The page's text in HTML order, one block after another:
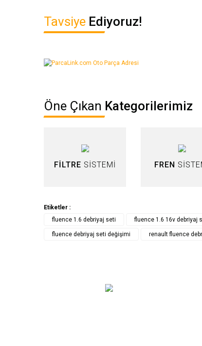
Bu ürünün fiyat bilgisi, resim, ürün açıklamalarında ve
Görüş ve önerileriniz için teşekkür ederiz.
Ürün açıklamasında eksik bilgiler bulunuyor.
Bu ürüne benzer farklı alternatifler olmalı.
Tavsiye Ediyoruz!
Öne Çıkan Kategorilerimiz
FİLTRE SİSTEMİ FREN
Etiketler :
fluence 1.6 debriyaj seti
fluence 1.6 16v debriyaj
fluence debriyaj seti değişimi renault fluence